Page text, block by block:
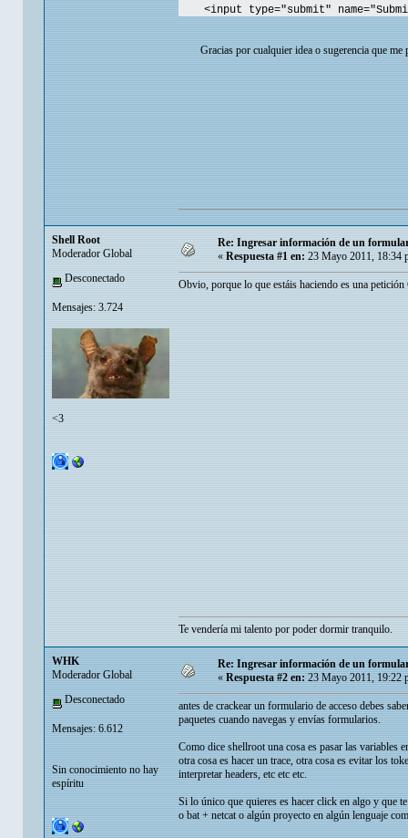
<input type="submit"
Gracias por cualquier idea o sugerencia que me
Shell Root
Moderador Global
Desconectado
Mensajes: 3.724
<3
Re: Ingresar información de un
« Respuesta #1 en: 23 Mayo 2011, 18:34
Obvio, porque lo que estáis haciendo es una
Te vendería mi talento por poder dormir tranquilo.
WHK
Moderador Global
Desconectado
Mensajes: 6.612
Sin conocimiento no hay
espíritu
Re: Ingresar información de un
«Respuesta #2 en:23 Mayo 2011, 19:22
antes de crackear un formulario de acceso debes
paquetes cuando navegas y envías formularios.
Como dice shellroot una cosa es pasar las variables
otra cosa es hacer un trace, otra cosa es evitar los
interpretar headers, etc etc etc.
Si lo único que quieres es hacer click en algo y que
o bat + netcat o algún proyecto en algún lenguaje